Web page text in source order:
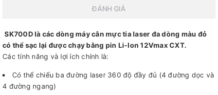
ĐÁNH GIÁ
SK700D là các dòng máy cân mực tia laser đa dòng màu đỏ
có thể sạc lại được chạy bằng pin Li-Ion 12Vmax CXT.
Các tính năng và lợi ích chính là:
Có thể chiếu ba đường laser 360 độ đầy đủ (4 đường dọc và
4 đường ngang)